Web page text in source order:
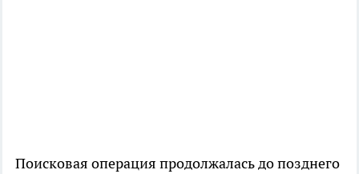
Поисковая операция продолжалась до позднего